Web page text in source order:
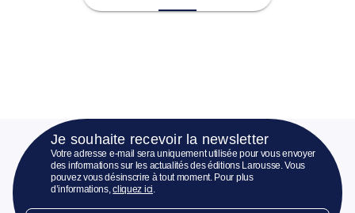
Je souhaite recevoir la newsletter
Votre adresse e-mail sera uniquement utilisée pour vous envoyer
des informations sur les actualités des éditions Larousse. Vous
pouvez vous désinscrire à tout moment. Pour plus
d’informations,cliquez ici.